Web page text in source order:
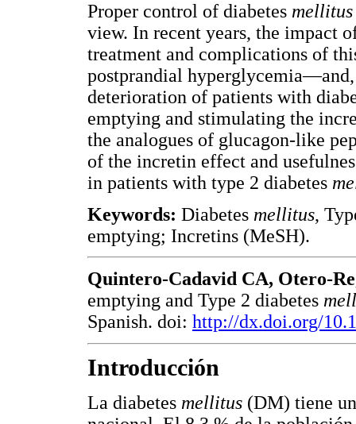
Proper control of diabetes mellitus
view. In recent years, the impact
treatment and complications of
postprandial
deterioration of patients with
emptying and stimulating the
the analogues of glucagon-like
of the incretin effect and
in patients with type 2 diabetes
Keywords: Diabetes mellitus,
emptying; Incretins (MeSH).
Quintero-Cadavid CA, Otero-
emptying and Type 2 diabetes
Spanish. doi: http://dx.doi.org/
Introducción
La diabetes mellitus (DM) tiene